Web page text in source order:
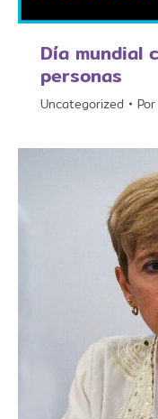
Día mundial
personas
Uncategorized Por